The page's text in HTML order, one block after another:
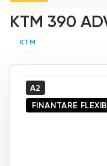
KTM 390
KTM
A2
FINANTARE